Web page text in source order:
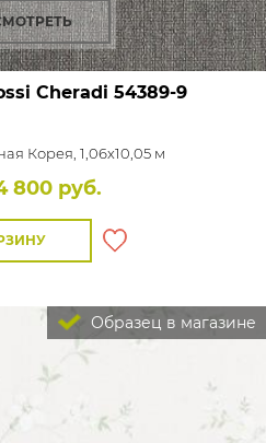
Cheradi 54389-9
Корея, 1,06x10,05 м
800 руб.
Образец в магазине